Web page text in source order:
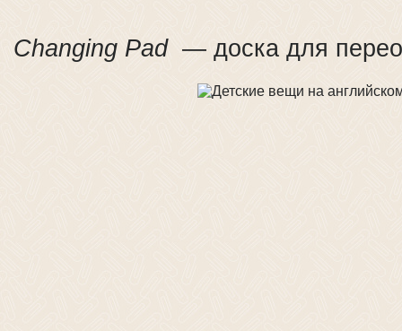
Changing Pad— доска для